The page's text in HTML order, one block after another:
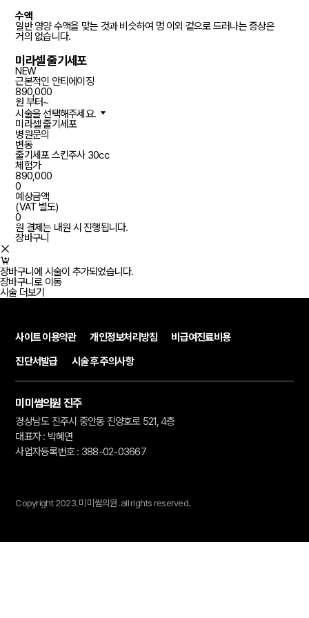
수액
일반 영양 수액을 맞는 것과 비슷하여 멍 이외 겉으로 드러나는 증상은
거의 없습니다.
미라셀 줄기세포
NEW
근본적인 안티에이징
890,000
원 부터~
시술을 선택해주세요.
미라셀 줄기세포
병원문의
변동
줄기세포 스킨주사 30cc
체험가
890,000
0
예상금액
(VAT 별도)
0
원 결제는 내원 시 진행됩니다.
장바구니
장바구니에 시술이 추가되었습니다.
장바구니로 이동
시술 더보기
사이트 이용약관 개인정보처리방침
비급여진료비용
진단서발급
시술 후 주의사항
미미썸의원 진주
경상남도 진주시 중안동 진양호로 521, 4층
대표자 : 박혜연
사업자등록번호 : 388-02-03667
Copyright 2023.미미썸의원.all rights reserved.